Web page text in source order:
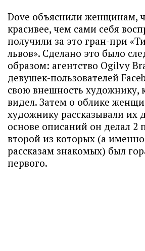
Dove объяснили женщинам,
красивее, чем сами себя
получили за это гран-при
львов». Сделано это было
образом: агентство Ogilvy
девушек-пользователей
свою внешность художнику,
видел. Затем о облике
художнику рассказывали их
основе описаний он делал 2
второй из которых (а
рассказам знакомых) был
первого.